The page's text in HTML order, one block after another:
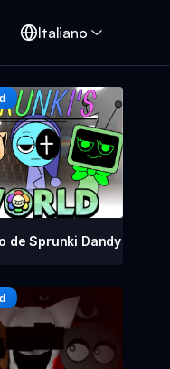
Italiano
de Sprunki Dandy